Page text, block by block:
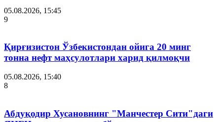
05.08.2026, 15:45
9
Қирғизистон Ўзбекистондан ойига 20 минг
тонна нефт маҳсулотлари харид қилмоқчи
05.08.2026, 15:40
8
Абдуқодир Хусановнинг "Манчестер Сити"даги